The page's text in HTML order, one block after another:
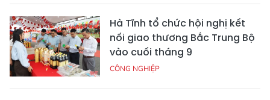
Hà Tĩnh tổ chức hội nghị kết
nối giao thương Bắc Trung Bộ
vào cuối tháng 9
CÔNG NGHIỆP